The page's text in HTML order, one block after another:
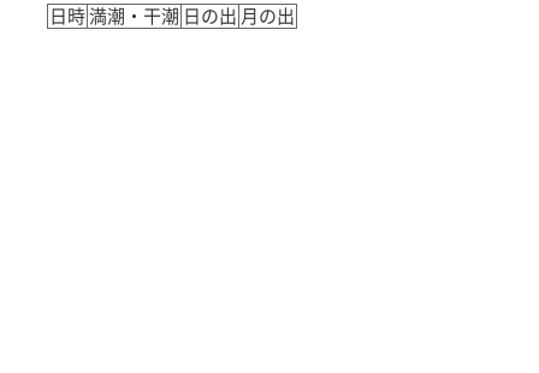
日時満潮・干潮 日の出 月の出